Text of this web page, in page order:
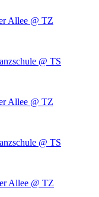
Allee @ TZ
@ TS
Allee @ TZ
@ TS
Allee @ TZ